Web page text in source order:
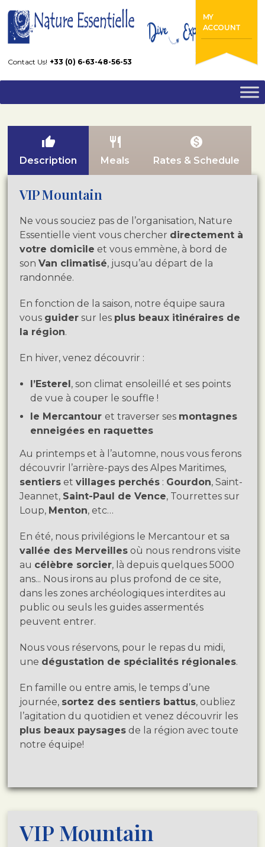
Contact Us! +33 (0) 6-63-48-56-53
MY
ACCOUNT
VIP Mountain
thumb_up
Description
restaurant
Meals
monetization_on
Rates & Schedule
VIP Mountain
Ne vous souciez pas de l’organisation, Nature
Essentielle vient vous chercher directement à
votre domicile et vous emmène, à bord de
sonVan climatisé, jusqu’au départ de la
randonnée.
En fonction de la saison, notre équipe saura
vous guider sur les plus beaux itinéraires de
la région.
En hiver, venez découvrir :
l’Esterel, son climat ensoleillé et ses points
de vue à couper le souffle !
le Mercantour et traverser ses montagnes
enneigées en raquettes
Au printemps et à l’automne, nous vous ferons
découvrir l’arrière-pays des Alpes Maritimes,
sentiers etvillages perchés : Gourdon, Saint-
Jeannet, Saint-Paul de Vence, Tourrettes sur
Loup, Menton, etc…
En été, nous privilégions le Mercantour et sa
vallée des Merveilles où nous rendrons visite
au célèbre sorcier, là depuis quelques 5000
ans... Nous irons au plus profond de ce site,
dans les zones archéologiques interdites au
public ou seuls les guides assermentés
peuvent entrer.
Nous vous réservons, pour le repas du midi,
une dégustation de spécialités régionales.
En famille ou entre amis, le temps d’une
journée, sortez des sentiers battus, oubliez
l’agitation du quotidien et venez découvrir les
plus beaux paysages de la région avec toute
notre équipe!
VIP Mountain